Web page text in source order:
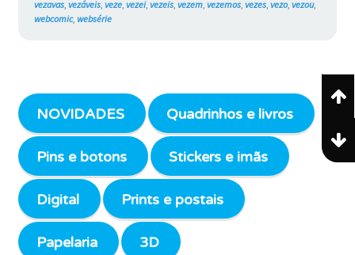
vezavas, vezáveis, veze, vezei, vezeis, vezem, vezemos, vezes, vezo, vezou,
webcomic, websérie
NOVIDADES Quadrinhos e livros
Pins e botons Stickers e imãs
Digital Prints e postais
Papelaria 3D